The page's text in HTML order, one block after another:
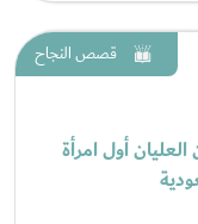
قصص النجاح
أول امرأة